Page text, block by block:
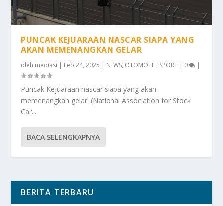
PUNCAK KEJUARAAN NASCAR SIAPA YANG
AKAN MEMENANGKAN GELAR
oleh mediasi | Feb 24, 2025 | NEWS, OTOMOTIF, SPORT | 0 |
Puncak Kejuaraan nascar siapa yang akan
memenangkan gelar. (National Association for Stock
Car...
BACA SELENGKAPNYA
BERITA TERBARU